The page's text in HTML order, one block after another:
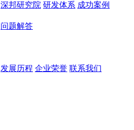
深邦研究院 研发体系 成功案例
问题解答
发展历程 企业荣誉 联系我们